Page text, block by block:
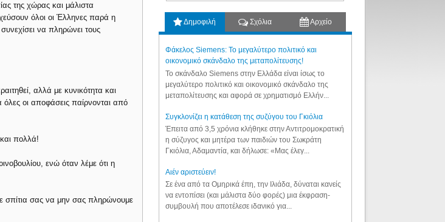
της χώρας και μάλιστα
όλοι οι Έλληνες παρά η
να πληρώνει τους
αλλά με κυνικότητα και
όλες οι αποφάσεις παίρνονται από
πολλά!
ενώ όταν λέμε ότι η
σπίτια σας να μην σας πληρώνουμε
Δημοφιλή Σχόλια Αρχείο
Φάκελος Siemens: Το μεγαλύτερο πολιτικό και
οικονομικό σκάνδαλο της μεταπολίτευσης!
Το σκάνδαλο Siemens στην Ελλάδα είναι ίσως το
μεγαλύτερο πολιτικό και οικονομικό σκάνδαλο της
μεταπολίτευσης και αφορά σε χρηματισμό Ελλήν...
Συγκλονίζει η κατάθεση της συζύγου του Γκιόλια
Έπειτα από 3,5 χρόνια κλήθηκε στην Αντιτρομοκρατική
η σύζυγος και μητέρα των παιδιών του Σωκράτη
Γκιόλια, Αδαμαντία, και δήλωσε: «Μας έλεγ...
Aιέν αριστεύειν!
Σε ένα από τα Ομηρικά έπη, την Ιλιάδα, δύναται κανείς
να εντοπίσει (και μάλιστα δύο φορές) μια έκφραση-
συμβουλή που αποτέλεσε ιδανικό για...